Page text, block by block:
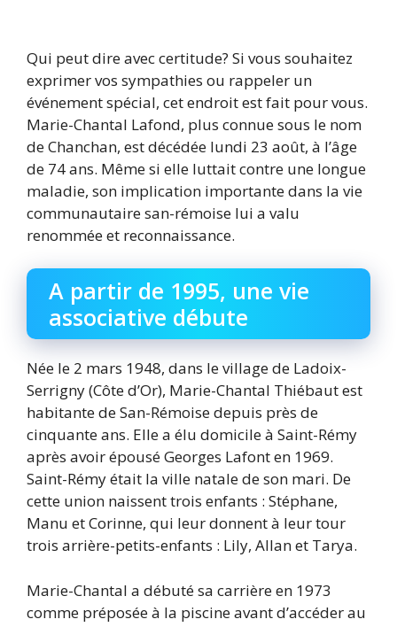
Qui peut dire avec certitude? Si vous souhaitez
exprimer vos sympathies ou rappeler un
événement spécial, cet endroit est fait pour vous.
Marie-Chantal Lafond, plus connue sous le nom
de Chanchan, est décédée lundi 23 août, à l’âge
de 74 ans. Même si elle luttait contre une longue
maladie, son implication importante dans la vie
communautaire san-rémoise lui a valu
renommée et reconnaissance.
A partir de 1995, une vie
associative débute
Née le 2 mars 1948, dans le village de Ladoix-
Serrigny (Côte d’Or), Marie-Chantal Thiébaut est
habitante de San-Rémoise depuis près de
cinquante ans. Elle a élu domicile à Saint-Rémy
après avoir épousé Georges Lafont en 1969.
Saint-Rémy était la ville natale de son mari. De
cette union naissent trois enfants : Stéphane,
Manu et Corinne, qui leur donnent à leur tour
trois arrière-petits-enfants : Lily, Allan et Tarya.
Marie-Chantal a débuté sa carrière en 1973
comme préposée à la piscine avant d’accéder au